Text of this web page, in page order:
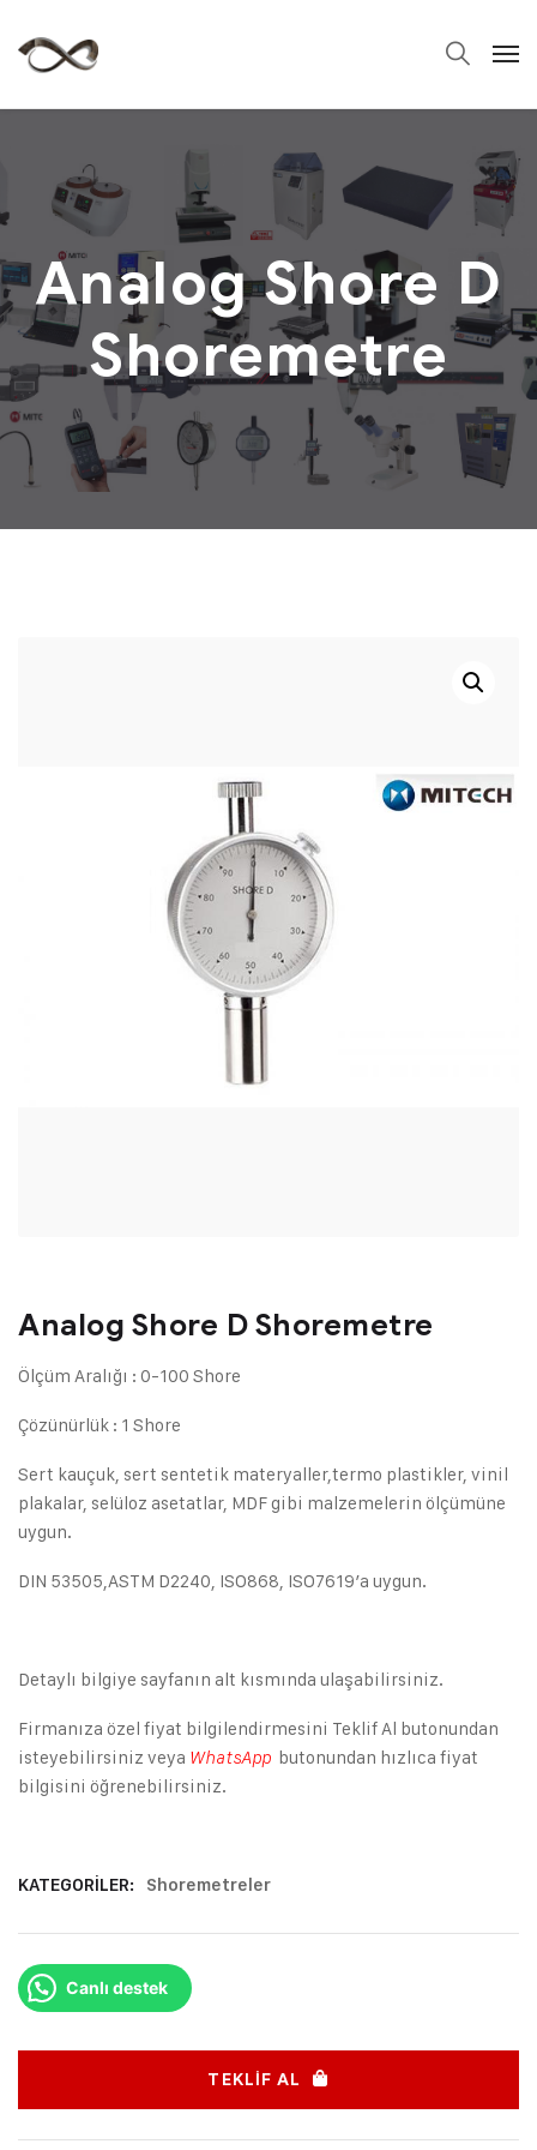
Analog Shore D
Shoremetre
Analog Shore D Shoremetre
Ölçüm Aralığı : 0-100 Shore
Çözünürlük : 1 Shore
Sert kauçuk, sert sentetik materyaller,termo plastikler, vinil
plakalar, selüloz asetatlar, MDF gibi malzemelerin ölçümüne
uygun.
DIN 53505,ASTM D2240, ISO868, ISO7619’a uygun.
Detaylı bilgiye sayfanın alt kısmında ulaşabilirsiniz.
Firmanıza özel fiyat bilgilendirmesini Teklif Al butonundan
isteyebilirsiniz veya WhatsApp butonundan hızlıca fiyat
bilgisini öğrenebilirsiniz.
KATEGORILER: Shoremetreler
Canlı destek
TEKLIF AL